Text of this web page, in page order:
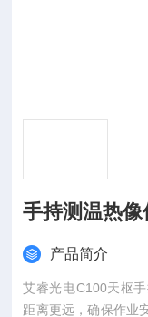
手持测温热像
产品简介
艾睿光电C100天枢
距离更远，确保作业